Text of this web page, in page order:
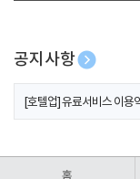
공지사항
[호텔업] 개인정보 처리방
[호텔업] 유료서비스 이용